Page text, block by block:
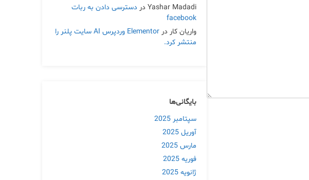
Yashar Madadi در دسترسی دادن به ربات
facebook
واریان کار در
Elementor وردپرس AI سایت پلنر را
منتشر کرد.
بایگانی‌ها
سپتامبر 2025
آوریل 2025
مارس 2025
فوریه 2025
ژانویه 2025